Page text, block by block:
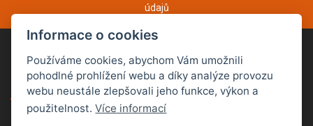
údajů
KATEGORIE DŮLEŽITÉ ODKAZY
Informace o cookies
Používáme cookies, abychom Vám umožnili
pohodlné prohlížení webu a díky analýze provozu
webu neustále zlepšovali jeho funkce, výkon a
použitelnost.Více informací